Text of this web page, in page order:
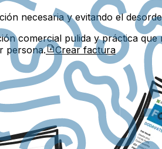
necesaria y evitando el
comercial pulida y práctica
persona.
Crear factura